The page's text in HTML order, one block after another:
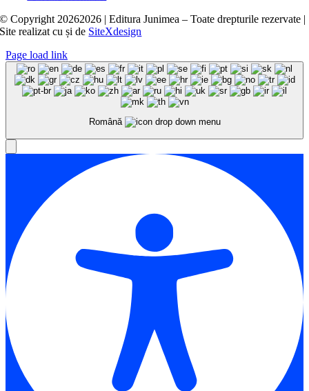
© Copyright 20262026 | Editura Junimea – Toate drepturile rezervate |
Site realizat cușide SiteXdesign
Page load link
Română